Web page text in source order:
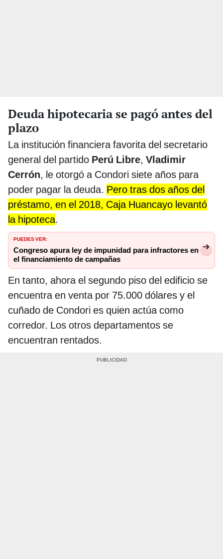
Deuda hipotecaria se pagó antes del
plazo
La institución financiera favorita del secretario
general del partido Perú Libre, Vladimir
Cerrón, le otorgó a Condori siete años para
poder pagar la deuda. Pero tras dos años del
préstamo, en el 2018, Caja Huancayo levantó
la hipoteca.
PUEDES VER:
Congreso apura ley de impunidad para infractores en
el financiamiento de campañas
En tanto, ahora el segundo piso del edificio se
encuentra en venta por 75.000 dólares y el
cuñado de Condori es quien actúa como
corredor. Los otros departamentos se
encuentran rentados.